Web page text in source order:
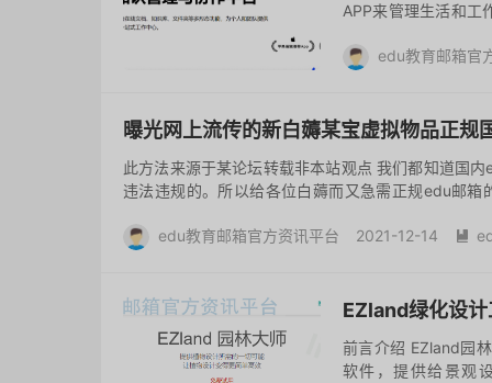
APP来管理生活和工
edu教育邮箱官
曝光网上流传的新白薅某宝虚拟物品正
此方法来源于某论坛转载非本站观点 我们都知道国
违法违规的。所以给各位白薅而又急需正规edu邮
edu教育邮箱官方资讯平台
2021-12-14 
EZland绿化设
前言介绍 EZland园
软件，提供给景观